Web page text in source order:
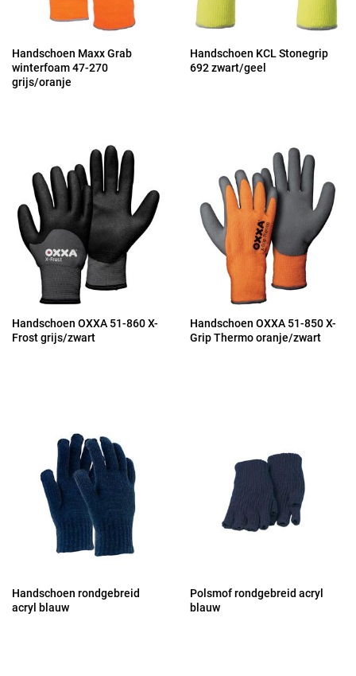
Handschoen Maxx Grab
winterfoam 47-270
grijs/oranje
Handschoen KCL Stonegrip
692 zwart/geel
Handschoen OXXA 51-860 X-
Frost grijs/zwart
Handschoen OXXA 51-850 X-
Grip Thermo oranje/zwart
Handschoen rondgebreid
acryl blauw
Polsmof rondgebreid acryl
blauw